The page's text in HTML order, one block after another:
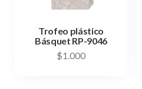
Trofeo plástico
Básquet RP-9046
$1.000